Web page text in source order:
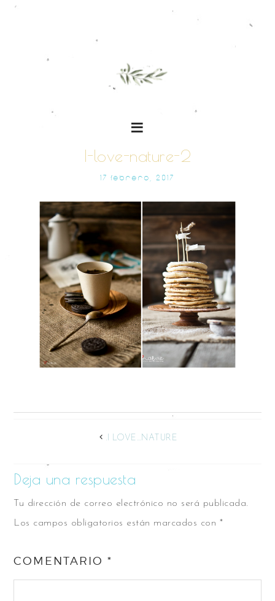
I-love-nature-2
17 FEBRERO, 2017
.I LOVE…NATURE
Deja una respuesta
Tu dirección de correo electrónico no será publicada.
Los campos obligatorios están marcados con *
COMENTARIO*